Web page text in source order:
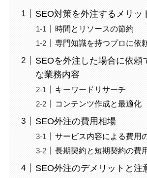
SEO対策を外注するメリッ
時間とリソースの節約
専門知識を持つプロに依
SEOを外注した場合に依頼
な業務内容
キーワードリサーチ
コンテンツ作成と最適化
SEO外注の費用相場
サービス内容による費用
長期契約と短期契約の費
SEO外注のデメリットと注